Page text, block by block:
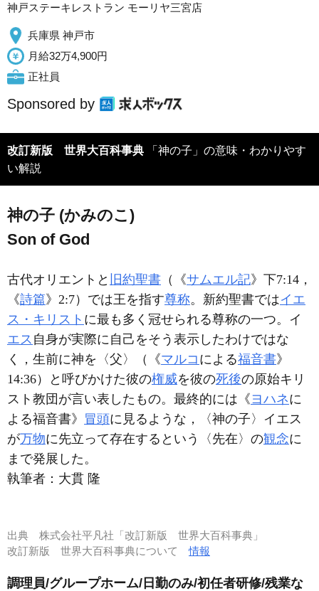
神戸ステーキレストラン モーリヤ三宮店
兵庫県 神戸市
月給32万4,900円
正社員
Sponsored by
改訂新版 世界大百科事典 「神の子」の意味・わかりやす
い解説
神の子 (かみのこ)
Son of God
古代オリエントと 旧約聖書 （《サムエル記》下7:14，
《詩篇》2:7）では王を指す尊称。新約聖書ではイエ
ス・キリスト に最も多く冠せられる尊称の一つ。イ
エス 自身が実際に自己をそう表示したわけではな
く，生前に神を〈父〉（《マルコ による福音書》
14:36）と呼びかけた彼の権威を彼の死後の原始キリ
スト教団が言い表したもの。最終的には《ヨハネに
よる福音書》 冒頭に見るような，〈神の子〉イエス
が万物に先立って存在するという〈先在〉の観念に
まで発展した。
執筆者： 大貫 隆
出典 株式会社平凡社「改訂新版 世界大百科事典」
改訂新版 世界大百科事典について情報
調理員/グループホーム/日勤のみ/初任者研修/残業な